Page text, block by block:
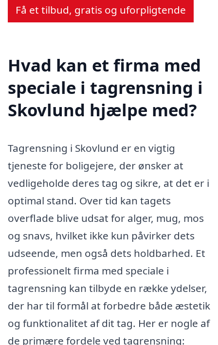
Få et tilbud, gratis og uforpligtende
Hvad kan et firma med
speciale i tagrensning i
Skovlund hjælpe med?
Tagrensning i Skovlund er en vigtig
tjeneste for boligejere, der ønsker at
vedligeholde deres tag og sikre, at det er i
optimal stand. Over tid kan tagets
overflade blive udsat for alger, mug, mos
og snavs, hvilket ikke kun påvirker dets
udseende, men også dets holdbarhed. Et
professionelt firma med speciale i
tagrensning kan tilbyde en række ydelser,
der har til formål at forbedre både æstetik
og funktionalitet af dit tag. Her er nogle af
de primære fordele ved tagrensning: